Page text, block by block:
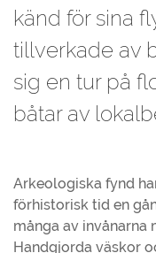
känd för sina
tillverkade av
sig en tur på
båtar av
Arkeologiska fynd
förhistorisk tid en
många av
Handgjorda väskor